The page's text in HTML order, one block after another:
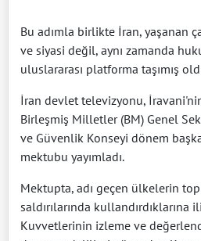
Bu adımla birlikte İran, yaşanan
ve siyasi değil, aynı zamanda
uluslararası platforma taşımış
İran devlet televizyonu,
Birleşmiş Milletler (BM) Genel
ve Güvenlik Konseyi dönem
mektubu yayımladı.
Mektupta, adı geçen ülkelerin
saldırılarında kullandırdıklarına
Kuvvetlerinin izleme ve